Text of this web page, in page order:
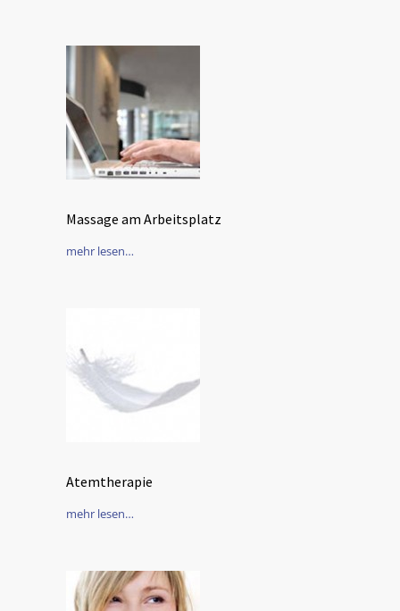
Massage am Arbeitsplatz
mehr lesen…
Atemtherapie
mehr lesen…